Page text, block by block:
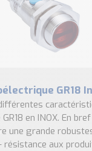
GR18
en INOX. En
une grande
résistance aux